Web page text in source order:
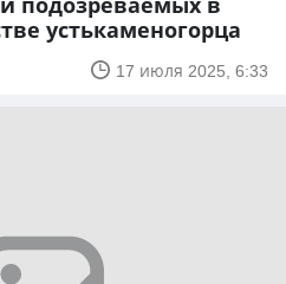
устькаменогорца
17 июля 2025, 6:33